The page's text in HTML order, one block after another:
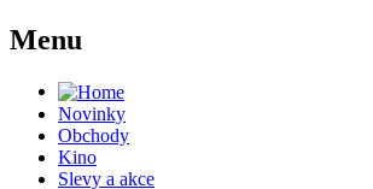
Menu
Novinky
Obchody
Kino
Slevy a akce